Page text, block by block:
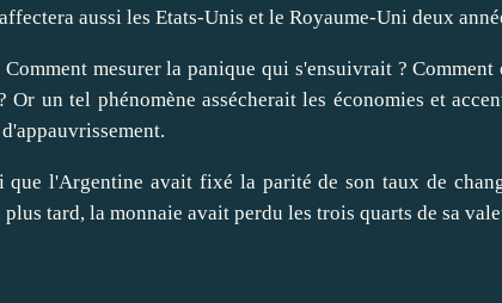
aussi les Etats-Unis et le Royaume-Uni deux
mesurerla panique qui s'ensuivrait ? Comment
un tel phénomène assécherait les économies et
que l'Argentine avait fixé la parité de son taux de
tard, la monnaie avait perdu les trois quarts de sa